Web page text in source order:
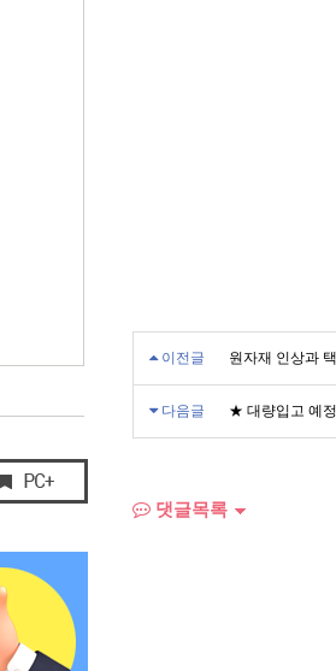
이전글 원자재 인상과
다음글 ★ 대량입고 예
댓글목록